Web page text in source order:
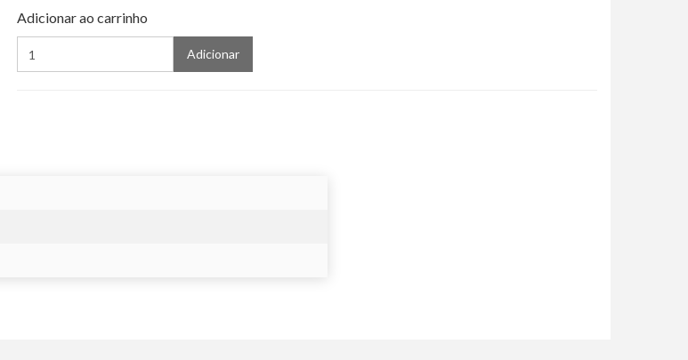
Adicionar ao carrinho
Adicionar